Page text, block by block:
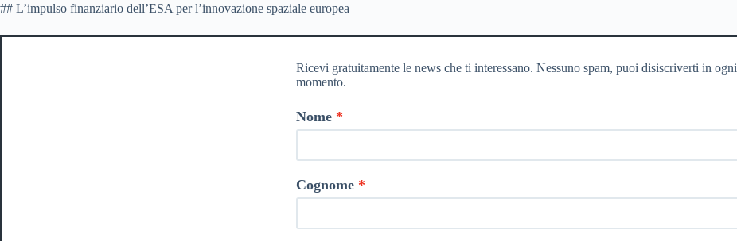
## L’impulso finanziario dell’ESA per l’innovazione spaziale europea
Ricevi gratuitamente le news che ti interessano. Nessuno spam, puoi disiscriverti in ogni
momento.
Nome
Cognome